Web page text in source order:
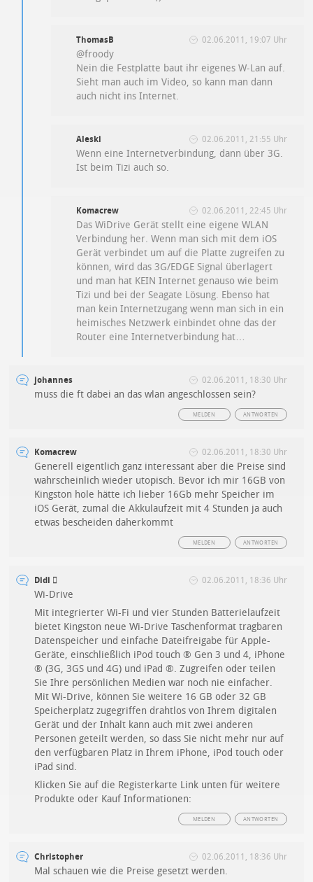
ThomasB 02.06.2011, 19:07 Uhr
@froody
Nein die Festplatte baut ihr eigenes W-Lan auf.
Sieht man auch im Video, so kann man dann
auch nicht ins Internet.
Aleski 02.06.2011, 21:55 Uhr
Wenn eine Internetverbindung, dann über 3G.
Ist beim Tizi auch so.
Komacrew 02.06.2011, 22:45 Uhr
Das WiDrive Gerät stellt eine eigene WLAN
Verbindung her. Wenn man sich mit dem iOS
Gerät verbindet um auf die Platte zugreifen zu
können, wird das 3G/EDGE Signal überlagert
und man hat KEIN Internet genauso wie beim
Tizi und bei der Seagate Lösung. Ebenso hat
man kein Internetzugang wenn man sich in ein
heimisches Netzwerk einbindet ohne das der
Router eine Internetverbindung hat…
johannes 02.06.2011, 18:30 Uhr
muss die ft dabei an das wlan angeschlossen sein?
ANTWORTEN
MELDEN
Komacrew 02.06.2011, 18:30 Uhr
Generell eigentlich ganz interessant aber die Preise sind
wahrscheinlich wieder utopisch. Bevor ich mir 16GB von
Kingston hole hätte ich lieber 16Gb mehr Speicher im
iOS Gerät, zumal die Akkulaufzeit mit 4 Stunden ja auch
etwas bescheiden daherkommt
ANTWORTEN
MELDEN
Didi  02.06.2011, 18:36 Uhr
Wi-Drive
Mit integrierter Wi-Fi und vier Stunden Batterielaufzeit
bietet Kingston neue Wi-Drive Taschenformat tragbaren
Datenspeicher und einfache Dateifreigabe für Apple-
Geräte, einschließlich iPod touch ® Gen 3 und 4, iPhone
® (3G, 3GS und 4G) und iPad ®. Zugreifen oder teilen
Sie Ihre persönlichen Medien war noch nie einfacher.
Mit Wi-Drive, können Sie weitere 16 GB oder 32 GB
Speicherplatz zugegriffen drahtlos von Ihrem digitalen
Gerät und der Inhalt kann auch mit zwei anderen
Personen geteilt werden, so dass Sie nicht mehr nur auf
den verfügbaren Platz in Ihrem iPhone, iPod touch oder
iPad sind.
Klicken Sie auf die Registerkarte Link unten für weitere
Produkte oder Kauf Informationen:
ANTWORTEN
MELDEN
Christopher 02.06.2011, 18:36 Uhr
Mal schauen wie die Preise gesetzt werden.